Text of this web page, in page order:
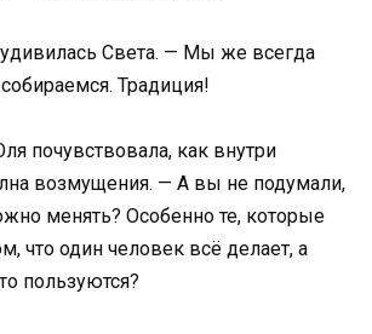
Света. — Мы же всегда
Традиция!
почувствовала, как внутри
возмущения. — А вы не подумали,
менять? Особенно те, которые
что один человек всё делает, а
пользуются?